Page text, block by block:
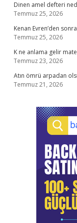
Dinen amel defteri
Temmuz 25, 2026
Kenan Evren’den
Temmuz 25, 2026
K ne anlama gelir
Temmuz 23, 2026
Atın ömrü arpadan
Temmuz 21, 2026